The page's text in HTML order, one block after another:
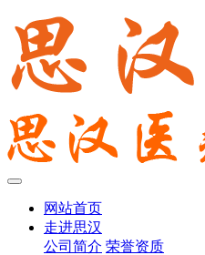
网站首页
走进思汉
公司简介 荣誉资质